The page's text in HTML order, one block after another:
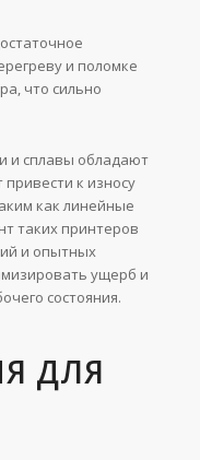
и поломке
что сильно
и сплавы обладают
к износу
как линейные
таких принтеров
и опытных
ущерб и
состояния.
ДЛЯ